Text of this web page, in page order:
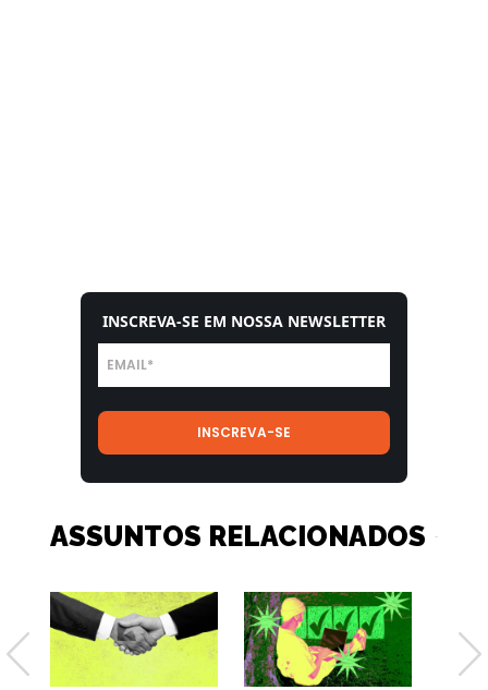
INSCREVA-SE EM NOSSA NEWSLETTER
ASSUNTOS RELACIONADOS